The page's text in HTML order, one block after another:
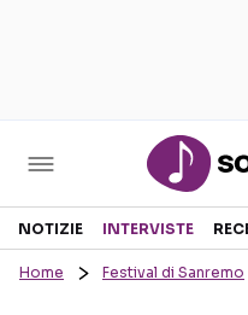
Sezioni
NOTIZIE INTERVISTE
Home Festival di Sanremo